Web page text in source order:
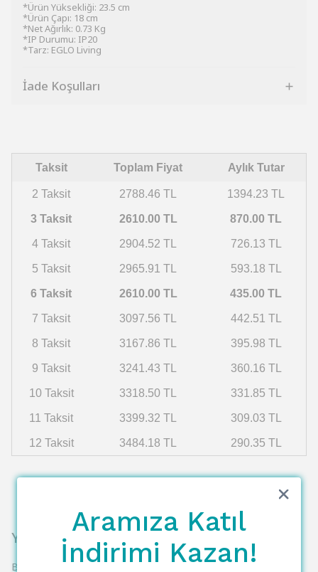
*Ürün Yüksekliği: 23.5 cm
*Ürün Çapı: 18 cm
*Net Ağırlık: 0.73 Kg
*IP Durumu: IP20
*Tarz: EGLO Living
İade Koşulları
Taksit Toplam Fiyat Aylık Tutar
2 Taksit 2788.46 TL 1394.23 TL
3 Taksit 2610.00 TL 870.00 TL
4 Taksit 2904.52 TL 726.13 TL
5 Taksit 2965.91 TL 593.18 TL
6 Taksit 2610.00 TL 435.00 TL
7 Taksit 3097.56 TL 442.51 TL
8 Taksit 3167.86 TL 395.98 TL
9 Taksit 3241.43 TL 360.16 TL
10 Taksit 3318.50 TL 331.85 TL
11 Taksit 3399.32 TL 309.03 TL
12 Taksit 3484.18 TL 290.35 TL
Yorumlar
Bu ürün için henüz yorum yapılmamış.
Aramıza Katıl
İndirimi Kazan!